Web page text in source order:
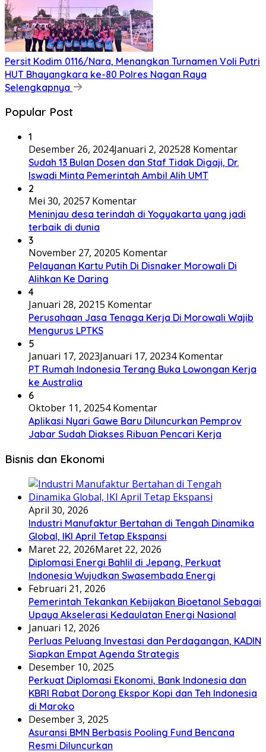
Persit Kodim 0116/Nara, Menangkan Turnamen Voli Putri
HUT Bhayangkara ke-80 Polres Nagan Raya
Selengkapnya
Popular Post
1
Desember 26, 2024Januari 2, 202528 Komentar
Sudah 13 Bulan Dosen dan Staf Tidak Digaji, Dr.
Iswadi Minta Pemerintah Ambil Alih UMT
2
Mei 30, 20257 Komentar
Meninjau desa terindah di Yogyakarta yang jadi
terbaik di dunia
3
November 27, 20205 Komentar
Pelayanan Kartu Putih Di Disnaker Morowali Di
Alihkan Ke Daring
4
Januari 28, 20215 Komentar
Perusahaan Jasa Tenaga Kerja Di Morowali Wajib
Mengurus LPTKS
5
Januari 17, 2023Januari 17, 20234 Komentar
PT Rumah Indonesia Terang Buka Lowongan Kerja
ke Australia
6
Oktober 11, 20254 Komentar
Aplikasi Nyari Gawe Baru Diluncurkan Pemprov
Jabar Sudah Diakses Ribuan Pencari Kerja
Bisnis dan Ekonomi
April 30, 2026
Industri Manufaktur Bertahan di Tengah Dinamika
Global, IKI April Tetap Ekspansi
Maret 22, 2026Maret 22, 2026
Diplomasi Energi Bahlil di Jepang, Perkuat
Indonesia Wujudkan Swasembada Energi
Februari 21, 2026
Pemerintah Tekankan Kebijakan Bioetanol Sebagai
Upaya Akselerasi Kedaulatan Energi Nasional
Januari 12, 2026
Perluas Peluang Investasi dan Perdagangan, KADIN
Siapkan Empat Agenda Strategis
Desember 10, 2025
Perkuat Diplomasi Ekonomi, Bank Indonesia dan
KBRI Rabat Dorong Ekspor Kopi dan Teh Indonesia
di Maroko
Desember 3, 2025
Asuransi BMN Berbasis Pooling Fund Bencana
Resmi Diluncurkan